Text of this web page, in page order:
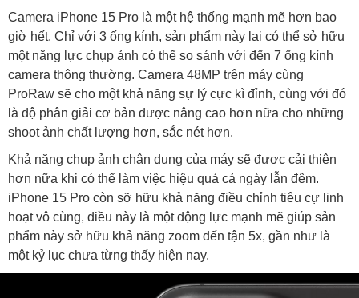
Camera iPhone 15 Pro là một hệ thống mạnh mẽ hơn bao
giờ hết. Chỉ với 3 ống kính, sản phẩm này lại có thể sở hữu
một năng lực chụp ảnh có thể so sánh với đến 7 ống kính
camera thông thường. Camera 48MP trên máy cùng
ProRaw sẽ cho một khả năng sự lý cực kì đỉnh, cùng với đó
là độ phân giải cơ bản được nâng cao hơn nữa cho những
shoot ảnh chất lượng hơn, sắc nét hơn.
Khả năng chụp ảnh chân dung của máy sẽ được cải thiện
hơn nữa khi có thể làm việc hiệu quả cả ngày lẫn đêm.
iPhone 15 Pro còn sỡ hữu khả năng điều chỉnh tiêu cự linh
hoạt vô cùng, điều này là một động lực mạnh mẽ giúp sản
phẩm này sở hữu khả năng zoom đến tận 5x, gần như là
một kỷ lục chưa từng thấy hiện nay.